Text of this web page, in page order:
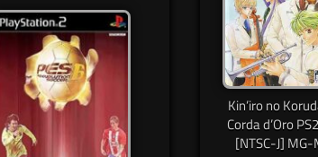
Kin’iro no
Corda d’Oro
[NTSC-J]